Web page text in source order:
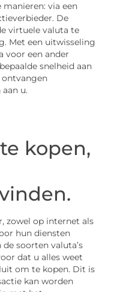
manieren: via een
De
virtuele valuta te
Met een uitwisseling
voor een ander
snelheid aan
ontvangen
u.
kopen,
zowel op internet als
hun diensten
soorten valuta’s
dat u alles weet
om te kopen. Dit is
kan worden